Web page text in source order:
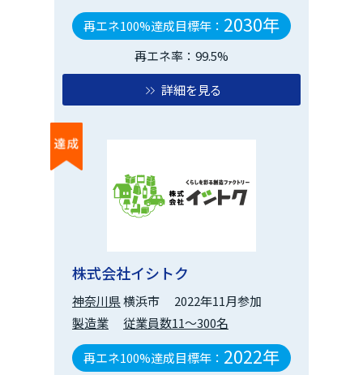
再エネ100%達成目標年： 2030年
再エネ率：99.5%
詳細を見る
株式会社イシトク
神奈川県横浜市
2022年11月参加
製造業
従業員数11～300名
再エネ100%達成目標年： 2022年